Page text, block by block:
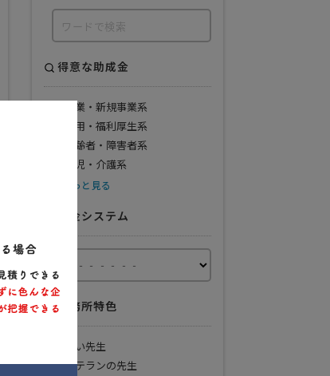
得意な助成金
創業・新規事業系
雇用・福利厚生系
高齢者・障害者系
育児・介護系
もっと見る
料金システム
事務所特色
若い先生
ベテランの先生